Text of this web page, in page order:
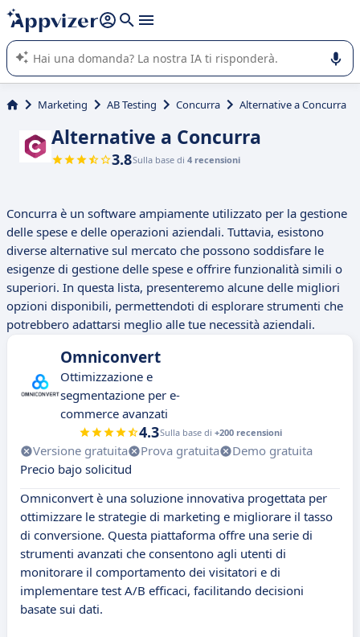
righe con
shift + enter
L'IA di Appvizer vi guida nell'utilizzo o nella scelta di un
software SaaS per la vostra azienda.
Marketing AB Testing Concurra Alternative a Concurra
Alternative a Concurra
3.8Sulla base di 4 recensioni
Concurra è un software ampiamente utilizzato per la gestione
delle spese e delle operazioni aziendali. Tuttavia, esistono
diverse alternative sul mercato che possono soddisfare le
esigenze di gestione delle spese e offrire funzionalità simili o
superiori. In questa lista, presenteremo alcune delle migliori
opzioni disponibili, permettendoti di esplorare strumenti che
potrebbero adattarsi meglio alle tue necessità aziendali.
Omniconvert
Ottimizzazione e
segmentazione per e-
commerce avanzati
4.3Sulla base di +200 recensioni
Versione gratuita Prova gratuita
Demo gratuita
Precio bajo solicitud
Omniconvert è una soluzione innovativa progettata per
ottimizzare le strategie di marketing e migliorare il tasso
di conversione. Questa piattaforma offre una serie di
strumenti avanzati che consentono agli utenti di
monitorare il comportamento dei visitatori e di
implementare test A/B efficaci, facilitando decisioni
basate sui dati.